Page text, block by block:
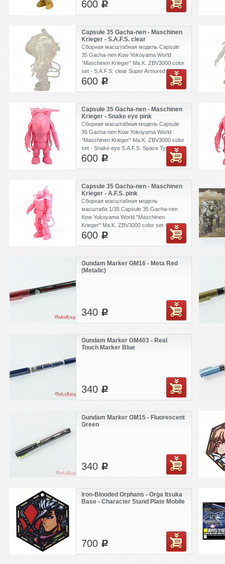
ZBV3000 color set - A.F.S. pink Armored
600 c
Capsule 35 Gacha-nen - Maschinen
Krieger - S.A.F.S. clear
Сборная масштабная модель Capsule
35 Gacha-nen Kow Yokoyama World
"Maschinen Krieger" Ma.K. ZBV3000 color
set - S.A.F.S. clear Super Armored
Fighting Suit. Сеты наклеек идут
600 c
Capsule 35 Gacha-nen - Maschinen
Krieger - Snake eye pink
Сборная масштабная модель Capsule
35 Gacha-nen Kow Yokoyama World
"Maschinen Krieger" Ma.K. ZBV3000 color
set - Snake eye S.A.F.S. Space Type 2
pink. Сеты наклеек идут рандомно.
600 c
Capsule 35 Gacha-nen - Maschinen
Krieger - A.F.S. pink
Сборная масштабная модель
масштаба 1/35 Capsule 35 Gacha-nen
Kow Yokoyama World "Maschinen
Krieger" Ma.K. ZBV3000 color set - A.F.S.
pink Armored Fighting Suit. Сеты наклеек
идут рандомно. Kaiyodo Capsule Kit
600 c
Gundam Marker GM16 - Meta Red
(Metalic)
340 c
Gundam Marker GM403 - Real
Touch Marker Blue
340 c
Gundam Marker GM15 - Fluorescent
Green
340 c
Iron-Blooded Orphans - Orga Itsuka
Base - Character Stand Plate Mobile
700 c